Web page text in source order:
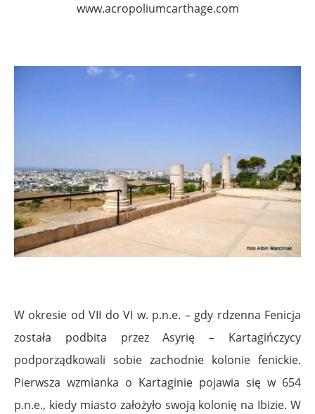
www.acropoliumcarthage.com
W okresie od VII do VI w. p.n.e. – gdy rdzenna Fenicja
została podbita przez Asyrię – Kartagińczycy
podporządkowali sobie zachodnie kolonie fenickie.
Pierwsza wzmianka o Kartaginie pojawia się w 654
p.n.e., kiedy miasto założyło swoją kolonię na Ibizie. W